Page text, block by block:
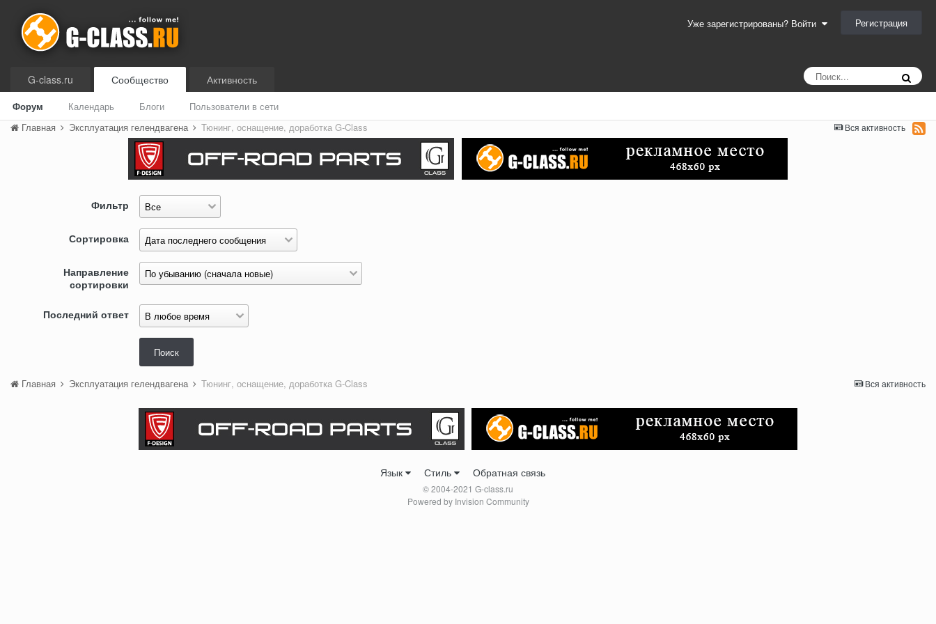
Уже зарегистрированы? Войти Регистрация
G-class.ru Сообщество
Форум Календарь Блоги Пользователи в сети
Активность
Вся активность
Главная Эксплуатация гелендвагена Тюнинг, оснащение, доработка G-Class
Фильтр
Сортировка
Направление
сортировки
Последний ответ
Поиск
Вся активность
Главная Эксплуатация гелендвагена Тюнинг, оснащение, доработка G-Class
Язык Стиль Обратная связь
© 2004-2021 G-class.ru
Powered by Invision Community